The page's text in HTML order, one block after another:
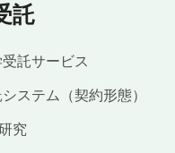
託
託サービス
ステム（契約形態）
究